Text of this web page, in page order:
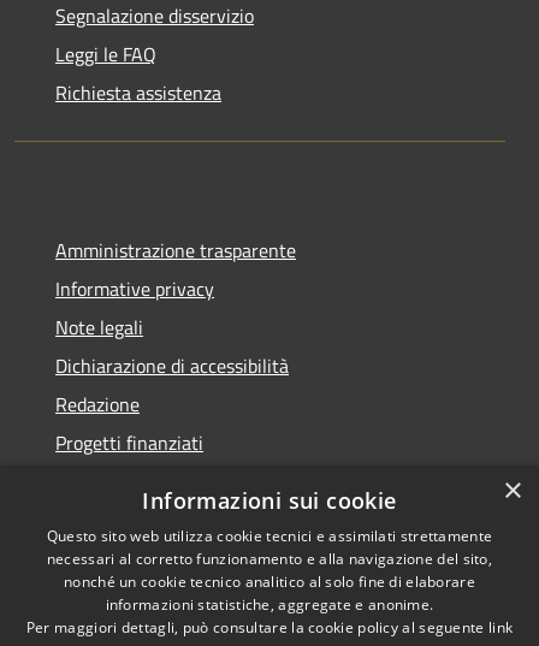
Segnalazione disservizio
Leggi le FAQ
Richiesta assistenza
Amministrazione trasparente
Informative privacy
Note legali
Dichiarazione di accessibilità
Redazione
Progetti finanziati
RSS
Accessibilità
Privacy
Dichiarazione di
accessibilità• Copyright ©
2021 • Comune di Mirano
×
Informazioni sui cookie
Questo sito web utilizza cookie tecnici e assimilati strettamente
necessari al corretto funzionamento e alla navigazione del sito,
nonché un cookie tecnico analitico al solo fine di elaborare
informazioni statistiche, aggregate e anonime.
Per maggiori dettagli, può consultare la cookie policy al seguente link